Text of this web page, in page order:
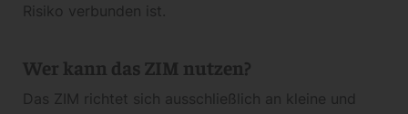
Risiko verbunden ist.
Wer kann das ZIM nutzen?
Das ZIM richtet sich ausschließlich an kleine und